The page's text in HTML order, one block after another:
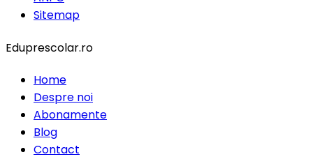
Sitemap
Eduprescolar.ro
Home
Despre noi
Abonamente
Blog
Contact